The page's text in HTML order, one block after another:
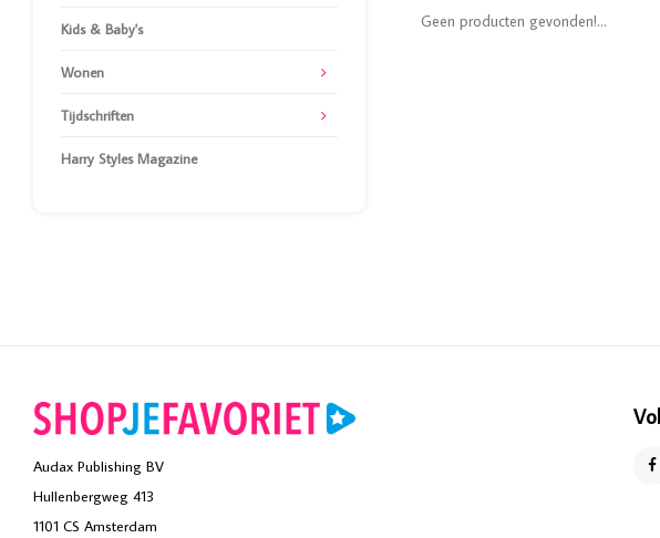
Kids & Baby's
Wonen
Tijdschriften
Harry Styles Magazine
Geen producten gevonden!...
Audax Publishing BV
Hullenbergweg 413
1101 CS Amsterdam